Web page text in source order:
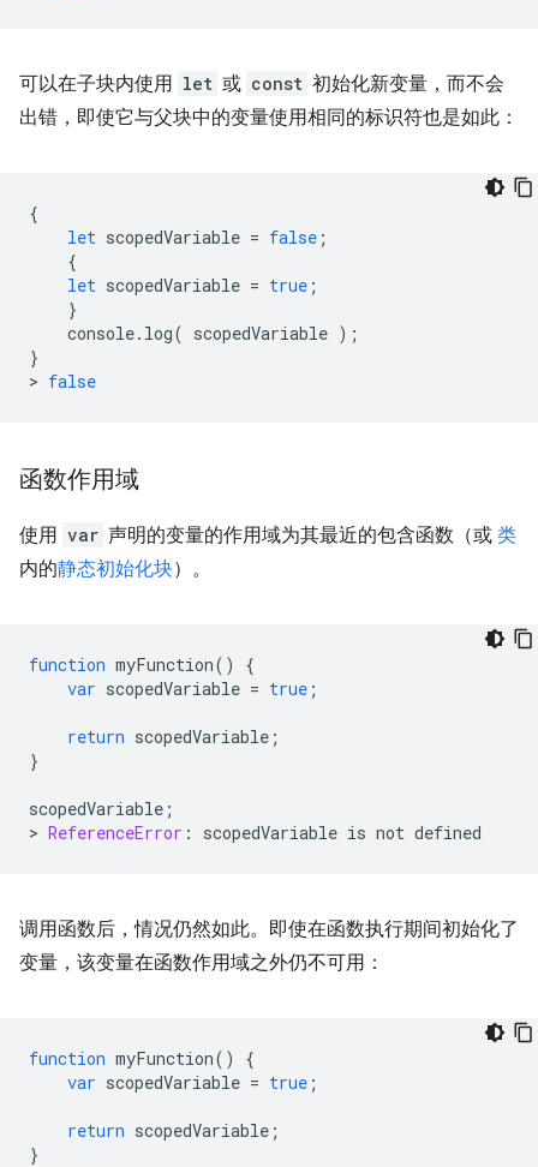
可以在子块内使用 let 或 const 初始化新变量，而不会
出错，即使它与父块中的变量使用相同的标识符也是如此：
{
let scopedVariable = false ;
{
let scopedVariable = true ;
}
console. log( scopedVariable );
}
> false
函数作用域
使用 var 声明的变量的作用域为其最近的包含函数（或 类
内的静态初始化块）。
function myFunction()
{
var scopedVariable = true ;
return scopedVariable ;
}
scopedVariable ;
> ReferenceError : scopedVariable is not defined
调用函数后，情况仍然如此。即使在函数执行期间初始化了
变量，该变量在函数作用域之外仍不可用：
function myFunction()
{
var scopedVariable = true ;
return scopedVariable ;
}